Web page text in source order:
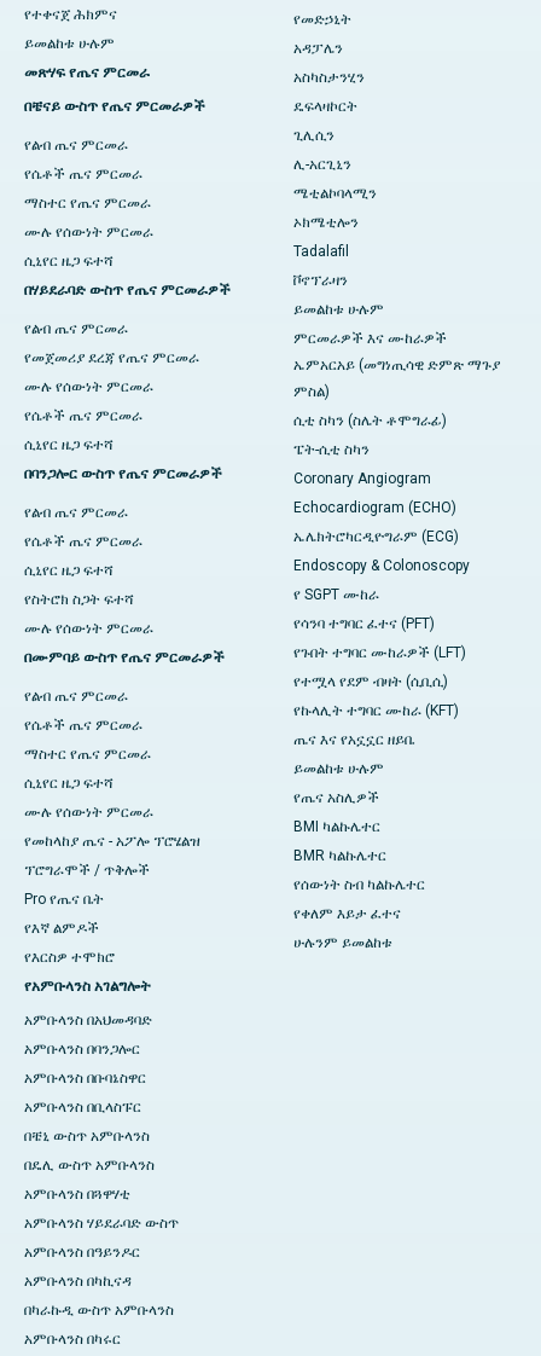
የተቀናጀ ሕክምና
ይመልከቱ ሁሉም
መጽሃፍ የጤና ምርመራ
በቼናይ ውስጥ የጤና ምርመራዎች
የልብ ጤና ምርመራ
የሴቶች ጤና ምርመራ
ማስተር የጤና ምርመራ
ሙሉ የሰውነት ምርመራ
ሲኒየር ዜጋ ፍተሻ
በሃይደራባድ ውስጥ የጤና ምርመራዎች
የልብ ጤና ምርመራ
የመጀመሪያ ደረጃ የጤና ምርመራ
ሙሉ የሰውነት ምርመራ
የሴቶች ጤና ምርመራ
ሲኒየር ዜጋ ፍተሻ
በባንጋሎር ውስጥ የጤና ምርመራዎች
የልብ ጤና ምርመራ
የሴቶች ጤና ምርመራ
ሲኒየር ዜጋ ፍተሻ
የስትሮክ ስጋት ፍተሻ
ሙሉ የሰውነት ምርመራ
በሙምባይ ውስጥ የጤና ምርመራዎች
የልብ ጤና ምርመራ
የሴቶች ጤና ምርመራ
ማስተር የጤና ምርመራ
ሲኒየር ዜጋ ፍተሻ
ሙሉ የሰውነት ምርመራ
የመከላከያ ጤና - አፖሎ ፕሮሄልዝ
ፕሮግራሞች / ጥቅሎች
Pro የጤና ቤት
የእኛ ልምዶች
የእርስዎ ተሞክሮ
የአምቡላንስ አገልግሎት
አምቡላንስ በአህመዳባድ
አምቡላንስ በባንጋሎር
አምቡላንስ በቡባኔስዋር
አምቡላንስ በቢላስፑር
በቼኒ ውስጥ አምቡላንስ
በዴሊ ውስጥ አምቡላንስ
አምቡላንስ በጓዋሃቲ
አምቡላንስ ሃይደራባድ ውስጥ
አምቡላንስ በዓይንዶር
አምቡላንስ በካኪናዳ
በካራኩዲ ውስጥ አምቡላንስ
አምቡላንስ በካሩር
የመድኃኒት
አዳፓሌን
አስካስታንሂን
ዴፍላዛኮርት
ጊሊሲን
ሊ-አርጊኒን
ሜቲልኮባላሚን
ኦክሜቲሎን
Tadalafil
ቮኖፕራዛን
ይመልከቱ ሁሉም
ምርመራዎች እና ሙከራዎች
ኤምአርአይ (መግነጢሳዊ ድምጽ ማጉያ
ምስል)
ሲቲ ስካን (ስሌት ቶሞግራፊ)
ፔት-ሲቲ ስካን
Coronary Angiogram
Echocardiogram (ECHO)
ኤሌክትሮካርዲዮግራም (ECG)
Endoscopy & Colonoscopy
የ SGPT ሙከራ
የሳንባ ተግባር ፈተና (PFT)
የጉበት ተግባር ሙከራዎች (LFT)
የተሟላ የደም ብዛት (ሲቢሲ)
የኩላሊት ተግባር ሙከራ (KFT)
ጤና እና የአኗኗር ዘይቤ
ይመልከቱ ሁሉም
የጤና አስሊዎች
BMI ካልኩሌተር
BMR ካልኩሌተር
የሰውነት ስብ ካልኩሌተር
የቀለም እይታ ፈተና
ሁሉንም ይመልከቱ